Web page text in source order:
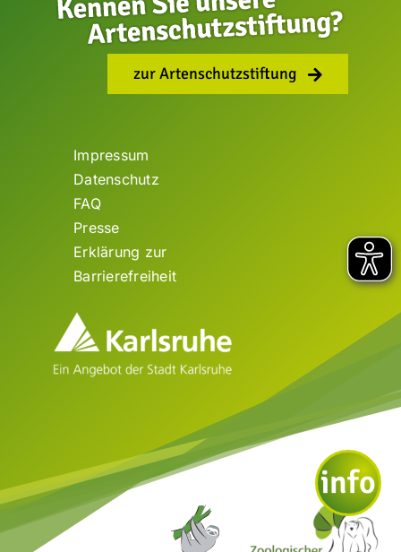
zur Artenschutzstiftung
Impressum
Datenschutz
FAQ
Presse
Erklärung zur
Barrierefreiheit
info